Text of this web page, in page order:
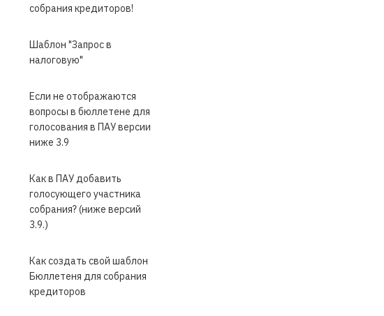
собрания кредиторов!
Шаблон "Запрос в
налоговую"
Если не отображаются
вопросы в бюллетене для
голосования в ПАУ версии
ниже 3.9
Как в ПАУ добавить
голосующего участника
собрания? (ниже версий
3.9.)
Как создать свой шаблон
Бюллетеня для собрания
кредиторов